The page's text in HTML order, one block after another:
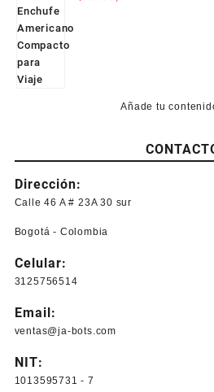
Añade tu
Dirección:
Calle 46 A # 23A 30 sur
Bogotá - Colombia
Celular:
3125756514
Email:
ventas@ja-bots.com
NIT:
1013595731 - 7